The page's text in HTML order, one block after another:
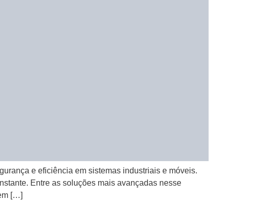
e eficiência em sistemas industriais e móveis.
Entre as soluções mais avançadas nesse
[…]